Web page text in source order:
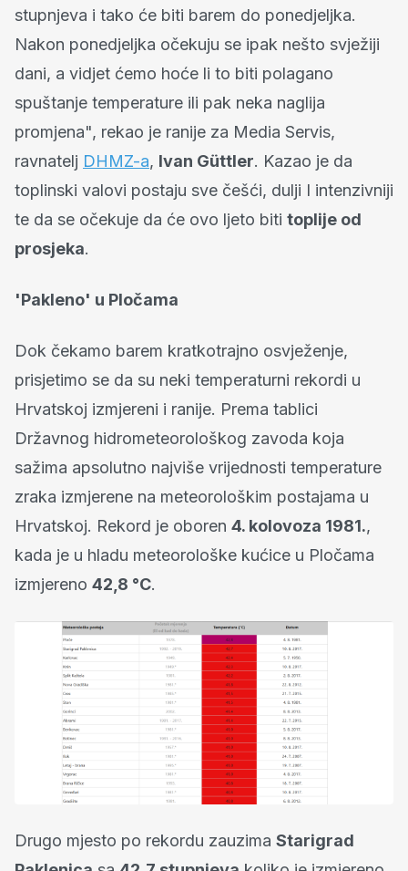
stupnjeva i tako će biti barem do ponedjeljka.
Nakon ponedjeljka očekuju se ipak nešto svježiji
dani, a vidjet ćemo hoće li to biti polagano
spuštanje temperature ili pak neka naglija
promjena", rekao je ranije za Media Servis,
ravnatelj DHMZ-a, Ivan Güttler. Kazao je da
toplinski valovi postaju sve češći, dulji I intenzivniji
te da se očekuje da će ovo ljeto biti toplije od
prosjeka.
'Pakleno' u Pločama
Dok čekamo barem kratkotrajno osvježenje,
prisjetimo se da su neki temperaturni rekordi u
Hrvatskoj izmjereni i ranije. Prema tablici
Državnog hidrometeorološkog zavoda koja
sažima apsolutno najviše vrijednosti temperature
zraka izmjerene na meteorološkim postajama u
Hrvatskoj. Rekord je oboren 4. kolovoza 1981.,
kada je u hladu meteorološke kućice u Pločama
izmjereno 42,8 °C.
Drugo mjesto po rekordu zauzima Starigrad